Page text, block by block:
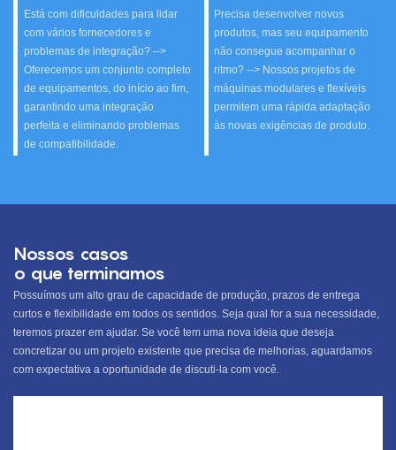
Está com dificuldades para lidar
com vários fornecedores e
problemas de integração? -->
Oferecemos um conjunto completo
de equipamentos, do início ao fim,
garantindo uma integração
perfeita e eliminando problemas
de compatibilidade.
Precisa desenvolver novos
produtos, mas seu equipamento
não consegue acompanhar o
ritmo? --> Nossos projetos de
máquinas modulares e flexíveis
permitem uma rápida adaptação
às novas exigências de produto.
Nossos casos
o que terminamos
Possuímos um alto grau de capacidade de produção, prazos de entrega
curtos e flexibilidade em todos os sentidos. Seja qual for a sua necessidade,
teremos prazer em ajudar. Se você tem uma nova ideia que deseja
concretizar ou um projeto existente que precisa de melhorias, aguardamos
com expectativa a oportunidade de discuti-la com você.